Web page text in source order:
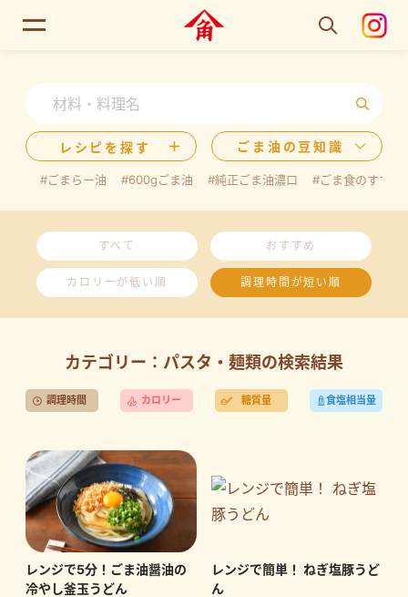
#ごまらー油 #600gごま油 #純正ごま油濃口 #ごま食のすすめ
ごま油の豆知識
レシピを探す
すべて おすすめ
カロリーが低い順 調理時間が短い順
カテゴリー：パスタ・麺類の検索結果
調理時間 カロリー 糖質量 食塩相当量
レンジで5分！ごま油醤油の
冷やし釜玉うどん
レンジで簡単！ ねぎ塩豚うど
ん